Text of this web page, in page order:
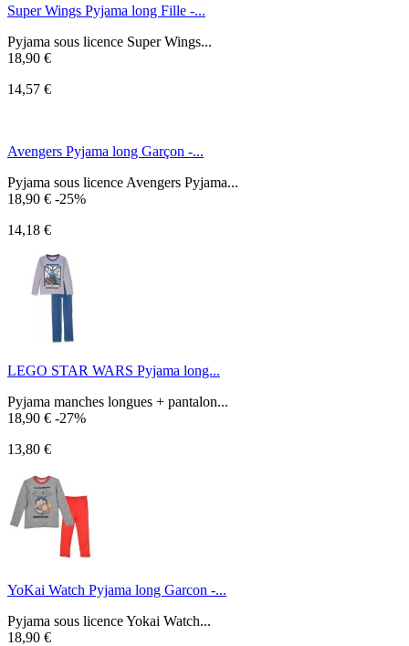
Super Wings Pyjama long Fille -...
Pyjama sous licence Super Wings...
18,90 €
14,57 €
Avengers Pyjama long Garçon -...
Pyjama sous licence Avengers Pyjama...
18,90 € -25%
14,18 €
LEGO STAR WARS Pyjama long...
Pyjama manches longues + pantalon...
18,90 € -27%
13,80 €
YoKai Watch Pyjama long Garcon -...
Pyjama sous licence Yokai Watch...
18,90 €